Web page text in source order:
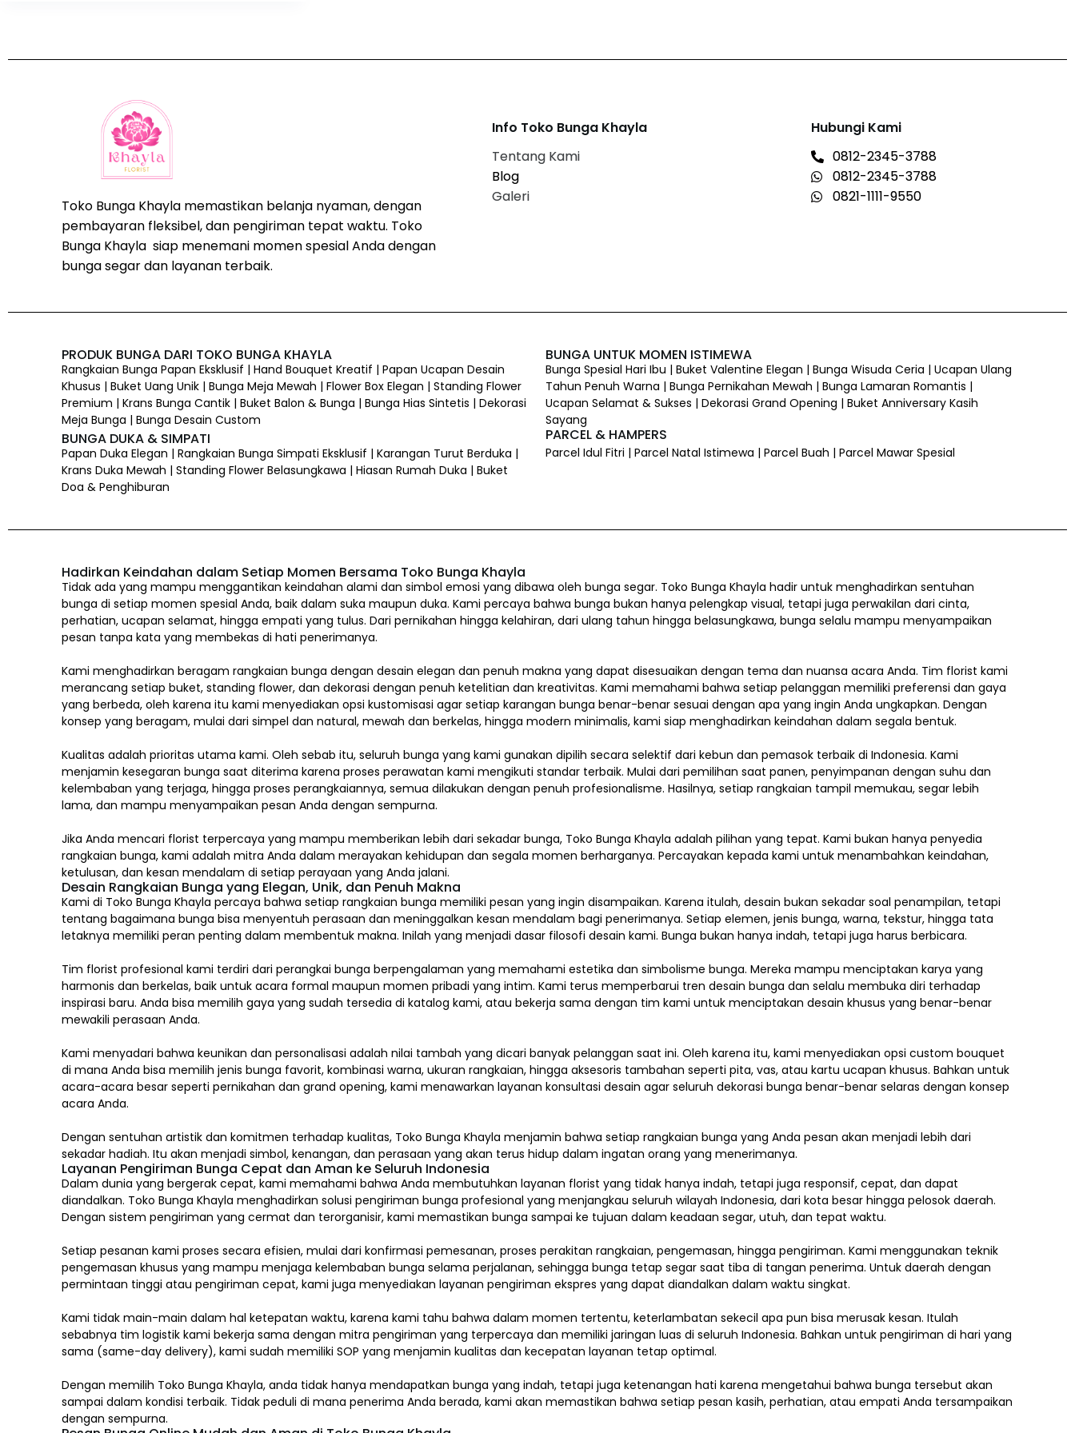
Toko Bunga Khayla memastikan belanja nyaman, dengan
pembayaran fleksibel, dan pengiriman tepat waktu. Toko
Bunga Khayla siap menemani momen spesial Anda dengan
bunga segar dan layanan terbaik.
Info Toko Bunga Khayla
Tentang Kami
Blog
Galeri
Hubungi Kami
0812-2345-3788
0812-2345-3788
0821-1111-9550
PRODUK BUNGA DARI TOKO BUNGA KHAYLA
Rangkaian Bunga Papan Eksklusif | Hand Bouquet Kreatif | Papan Ucapan Desain
Khusus | Buket Uang Unik | Bunga Meja Mewah | Flower Box Elegan | Standing Flower
Premium | Krans Bunga Cantik | Buket Balon & Bunga | Bunga Hias Sintetis | Dekorasi
Meja Bunga | Bunga Desain Custom
BUNGA DUKA & SIMPATI
Papan Duka Elegan | Rangkaian Bunga Simpati Eksklusif | Karangan Turut Berduka |
Krans Duka Mewah | Standing Flower Belasungkawa | Hiasan Rumah Duka | Buket
Doa & Penghiburan
BUNGA UNTUK MOMEN ISTIMEWA
Bunga Spesial Hari Ibu | Buket Valentine Elegan | Bunga Wisuda Ceria | Ucapan Ulang
Tahun Penuh Warna | Bunga Pernikahan Mewah | Bunga Lamaran Romantis |
Ucapan Selamat & Sukses | Dekorasi Grand Opening | Buket Anniversary Kasih
Sayang
PARCEL & HAMPERS
Parcel Idul Fitri | Parcel Natal Istimewa | Parcel Buah | Parcel Mawar Spesial
Hadirkan Keindahan dalam Setiap Momen Bersama Toko Bunga Khayla
Tidak ada yang mampu menggantikan keindahan alami dan simbol emosi yang dibawa oleh bunga segar. Toko Bunga Khayla hadir untuk menghadirkan sentuhan
bunga di setiap momen spesial Anda, baik dalam suka maupun duka. Kami percaya bahwa bunga bukan hanya pelengkap visual, tetapi juga perwakilan dari cinta,
perhatian, ucapan selamat, hingga empati yang tulus. Dari pernikahan hingga kelahiran, dari ulang tahun hingga belasungkawa, bunga selalu mampu menyampaikan
pesan tanpa kata yang membekas di hati penerimanya.
Kami menghadirkan beragam rangkaian bunga dengan desain elegan dan penuh makna yang dapat disesuaikan dengan tema dan nuansa acara Anda. Tim florist kami
merancang setiap buket, standing flower, dan dekorasi dengan penuh ketelitian dan kreativitas. Kami memahami bahwa setiap pelanggan memiliki preferensi dan gaya
yang berbeda, oleh karena itu kami menyediakan opsi kustomisasi agar setiap karangan bunga benar-benar sesuai dengan apa yang ingin Anda ungkapkan. Dengan
konsep yang beragam, mulai dari simpel dan natural, mewah dan berkelas, hingga modern minimalis, kami siap menghadirkan keindahan dalam segala bentuk.
Kualitas adalah prioritas utama kami. Oleh sebab itu, seluruh bunga yang kami gunakan dipilih secara selektif dari kebun dan pemasok terbaik di Indonesia. Kami
menjamin kesegaran bunga saat diterima karena proses perawatan kami mengikuti standar terbaik. Mulai dari pemilihan saat panen, penyimpanan dengan suhu dan
kelembaban yang terjaga, hingga proses perangkaiannya, semua dilakukan dengan penuh profesionalisme. Hasilnya, setiap rangkaian tampil memukau, segar lebih
lama, dan mampu menyampaikan pesan Anda dengan sempurna.
Jika Anda mencari florist terpercaya yang mampu memberikan lebih dari sekadar bunga, Toko Bunga Khayla adalah pilihan yang tepat. Kami bukan hanya penyedia
rangkaian bunga, kami adalah mitra Anda dalam merayakan kehidupan dan segala momen berharganya. Percayakan kepada kami untuk menambahkan keindahan,
ketulusan, dan kesan mendalam di setiap perayaan yang Anda jalani.
Desain Rangkaian Bunga yang Elegan, Unik, dan Penuh Makna
Kami di Toko Bunga Khayla percaya bahwa setiap rangkaian bunga memiliki pesan yang ingin disampaikan. Karena itulah, desain bukan sekadar soal penampilan, tetapi
tentang bagaimana bunga bisa menyentuh perasaan dan meninggalkan kesan mendalam bagi penerimanya. Setiap elemen,jenis bunga, warna, tekstur, hingga tata
letaknya memiliki peran penting dalam membentuk makna. Inilah yang menjadi dasar filosofi desain kami. Bunga bukan hanya indah, tetapi juga harus berbicara.
Tim florist profesional kami terdiri dari perangkai bunga berpengalaman yang memahami estetika dan simbolisme bunga. Mereka mampu menciptakan karya yang
harmonis dan berkelas, baik untuk acara formal maupun momen pribadi yang intim. Kami terus memperbarui tren desain bunga dan selalu membuka diri terhadap
inspirasi baru. Anda bisa memilih gaya yang sudah tersedia di katalog kami, atau bekerja sama dengan tim kami untuk menciptakan desain khusus yang benar-benar
mewakili perasaan Anda.
Kami menyadari bahwa keunikan danpersonalisasi adalah nilai tambah yang dicari banyak pelanggan saat ini. Oleh karena itu, kami menyediakan opsi custom bouquet
di mana Anda bisa memilih jenis bunga favorit, kombinasi warna, ukuran rangkaian, hingga aksesoris tambahan seperti pita, vas, atau kartu ucapan khusus. Bahkan untuk
acara-acara besar seperti pernikahan dan grand opening, kami menawarkan layanan konsultasi desain agar seluruh dekorasi bunga benar-benar selaras dengan konsep
acara Anda.
Dengan sentuhan artistik dan komitmen terhadap kualitas, Toko Bunga Khayla menjamin bahwa setiap rangkaian bunga yang Anda pesan akan menjadi lebih dari
sekadar hadiah. Itu akan menjadi simbol, kenangan, dan perasaan yang akan terus hidup dalam ingatan orang yang menerimanya.
Layanan Pengiriman Bunga Cepat dan Aman ke Seluruh Indonesia
Dalam dunia yang bergerak cepat, kami memahami bahwa Anda membutuhkan layanan florist yang tidak hanya indah, tetapi juga responsif, cepat, dan dapat
diandalkan. Toko Bunga Khayla menghadirkan solusi pengiriman bunga profesional yang menjangkau seluruh wilayah Indonesia, dari kota besar hingga pelosok daerah.
Dengan sistem pengiriman yang cermat dan terorganisir, kami memastikan bunga sampai ke tujuan dalam keadaan segar, utuh, dan tepat waktu.
Setiap pesanan kami proses secara efisien, mulai dari konfirmasi pemesanan, proses perakitan rangkaian, pengemasan, hingga pengiriman. Kami menggunakan teknik
pengemasan khusus yang mampu menjaga kelembaban bunga selama perjalanan, sehingga bunga tetap segar saat tiba di tangan penerima. Untuk daerah dengan
permintaan tinggi atau pengiriman cepat, kami juga menyediakan layanan pengiriman ekspres yang dapat diandalkan dalam waktu singkat.
Kami tidak main-main dalam hal ketepatan waktu, karena kami tahu bahwa dalam momen tertentu, keterlambatan sekecil apa pun bisa merusak kesan. Itulah
sebabnya tim logistik kami bekerja sama dengan mitra pengiriman yang terpercaya dan memiliki jaringan luas di seluruh Indonesia. Bahkan untuk pengiriman di hari yang
sama (same-day delivery), kami sudah memiliki SOP yang menjamin kualitas dan kecepatan layanan tetap optimal.
Dengan memilih Toko Bunga Khayla, anda tidak hanya mendapatkan bunga yang indah, tetapi juga ketenangan hati karena mengetahui bahwa bunga tersebut akan
sampai dalam kondisi terbaik. Tidak peduli di mana penerima Anda berada, kami akan memastikan bahwa setiap pesan kasih, perhatian, atau empati Anda tersampaikan
dengan sempurna.